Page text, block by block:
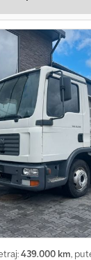
439.000 km,